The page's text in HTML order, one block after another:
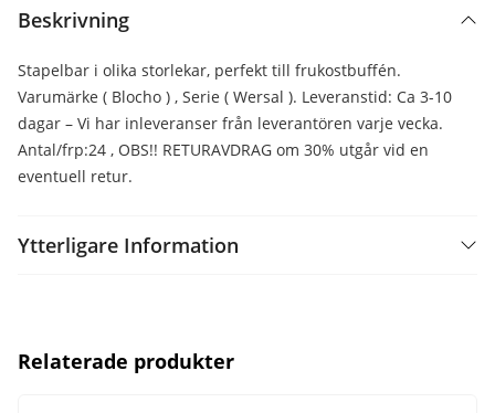
Beskrivning
Stapelbar i olika storlekar, perfekt till frukostbuffén.
Varumärke ( Blocho ) , Serie ( Wersal ). Leveranstid: Ca 3-10
dagar – Vi har inleveranser från leverantören varje vecka.
Antal/frp:24 , OBS!! RETURAVDRAG om 30% utgår vid en
eventuell retur.
Ytterligare Information
Relaterade produkter